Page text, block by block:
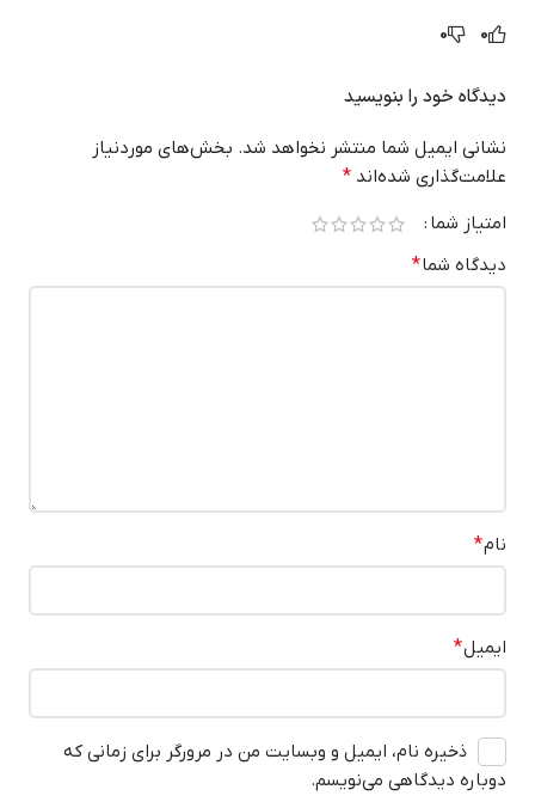
0
0
دیدگاه خود را بنویسید
نشانی ایمیل شما منتشر نخواهد شد. بخش‌های موردنیاز
علامت‌گذاری شده‌اند *
امتیاز شما
دیدگاه شما*
نام*
ایمیل*
ذخیره نام، ایمیل و وبسایت من در مرورگر برای زمانی که
دوباره دیدگاهی می‌نویسم.